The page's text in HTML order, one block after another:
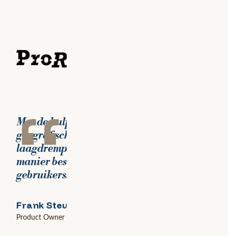
“
Met de hulp van Avineon Tensing is alle
geografische informatie op een
laagdrempelige en gebruikersvriendelijke
manier beschikbaar gesteld voor alle
gebruikers.
Frank Steurs
Product Owner GeoPublicatie